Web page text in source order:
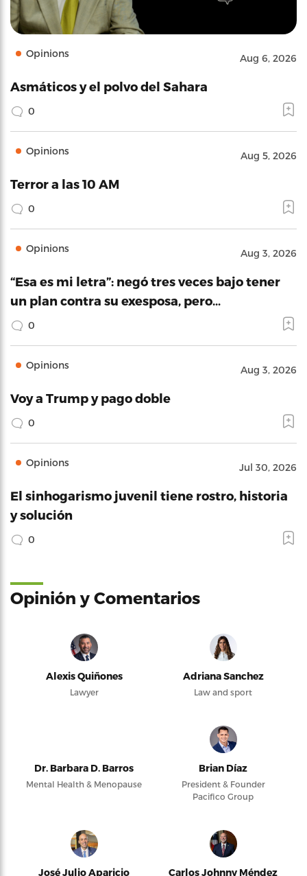
Opinions Aug 6, 2026
Asmáticos y el polvo del Sahara
0
Opinions Aug 5, 2026
Terror a las 10 AM
0
Opinions Aug 3, 2026
“Esa es mi letra”: negó tres veces bajo tener
un plan contra su exesposa, pero…
0
Opinions Aug 3, 2026
Voy a Trump y pago doble
0
Opinions Jul 30, 2026
El sinhogarismo juvenil tiene rostro, historia
y solución
0
Opinión y Comentarios
Alexis Quiñones
Lawyer
Adriana Sanchez
Law and sport
Dr. Barbara D. Barros
Mental Health & Menopause
Brian Díaz
President & Founder
Pacifico Group
José Julio Aparicio Carlos Johnny Méndez